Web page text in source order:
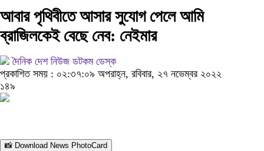
আবার পৃথিবীতে আসার সুযোগ পেলে আমি
ব্রাজিলকেই বেছে নেব: নেইমার
দৈনিক দেশ নিউজ ডটকম ডেস্ক
প্রকাশিত সময় : ০২:৩৭:০৯ অপরাহ্ন, রবিবার, ২৭ নভেম্বর ২০২২
১৪৯
📸 Download News PhotoCard